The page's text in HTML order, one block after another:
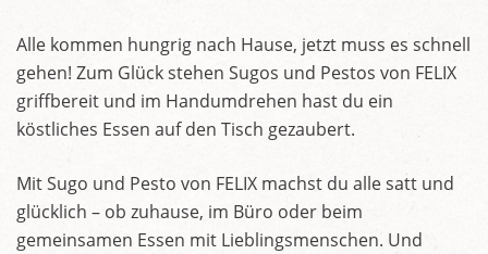
Alle kommen hungrig nach Hause, jetzt muss es schnell
gehen! Zum Glück stehen Sugos und Pestos von FELIX
griffbereit und im Handumdrehen hast du ein
köstliches Essen auf den Tisch gezaubert.
Mit Sugo und Pesto von FELIX machst du alle satt und
glücklich – ob zuhause, im Büro oder beim
gemeinsamen Essen mit Lieblingsmenschen. Und